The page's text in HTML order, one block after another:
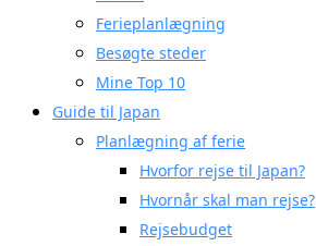
Ferieplanlægning
Besøgte steder
Mine Top 10
Guide til Japan
Planlægning af ferie
Hvorfor rejse til Japan?
Hvornår skal man rejse?
Rejsebudget